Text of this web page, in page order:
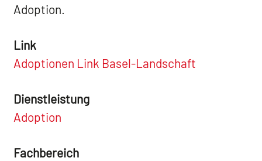
Adoption.
Link
Adoptionen Link Basel-Landschaft
Dienstleistung
Adoption
Fachbereich